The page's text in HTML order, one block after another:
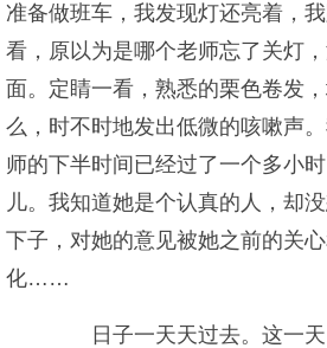
准备做班车，我发现灯还亮着，
看，原以为是哪个老师忘了关灯
面。定睛一看，熟悉的栗色卷发
么，时不时地发出低微的咳嗽声
师的下半时间已经过了一个多小
儿。我知道她是个认真的人，却
下子，对她的意见被她之前的关
化……
日子一天天过去。这一天